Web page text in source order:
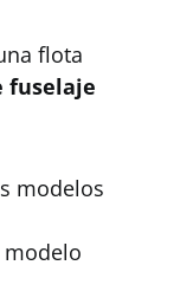
flota
fuselaje
modelos
modelo